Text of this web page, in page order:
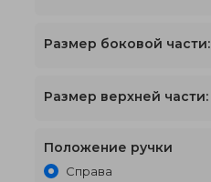
1200 x 2300€515
Размер боковой части:
Размер верхней части:
Положение ручки
Справа